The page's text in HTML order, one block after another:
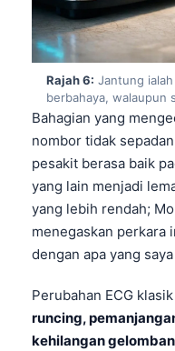
Rajah 6: Jantung
berbahaya, walaupun
Bahagian yang
nombor tidak
pesakit berasa baik
yang lain menjadi
yang lebih rendah;
menegaskan perkara
dengan apa yang
Perubahan ECG
runcing,
kehilanganAzərbaycan dili
Eesti
Čeština
Русский
Lietuvių kalba
Polski
한국어
Magyar
Shqip